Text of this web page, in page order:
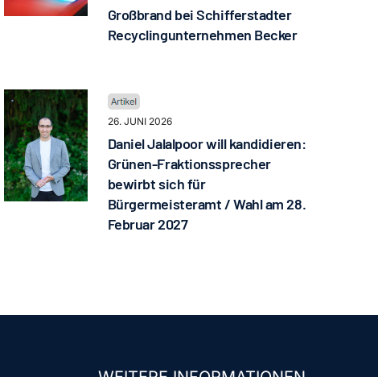
Großbrand bei Schifferstadter
Recyclingunternehmen Becker
26. JUNI 2026
Daniel Jalalpoor will kandidieren:
Grünen-Fraktionssprecher
bewirbt sich für
Bürgermeisteramt / Wahl am 28.
Februar 2027